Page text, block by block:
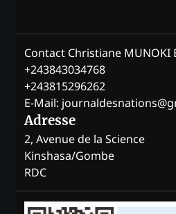
Contact Christiane MUNOKI
+243843034768
+243815296262
E-Mail:
Adresse
2, Avenue de la Science
Kinshasa/Gombe
RDC